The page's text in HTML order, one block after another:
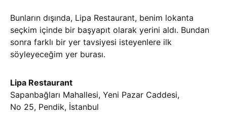
Bunların dışında, Lipa Restaurant, benim lokanta
seçkim içinde bir başyapıt olarak yerini aldı. Bundan
sonra farklı bir yer tavsiyesi isteyenlere ilk
söyleyeceğim yer burası.
Lipa Restaurant
Sapanbağları Mahallesi, Yeni Pazar Caddesi,
No 25, Pendik, İstanbul